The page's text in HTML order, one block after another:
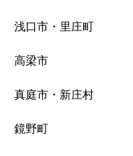
浅口市・里庄町
高梁市
真庭市・新庄村
鏡野町